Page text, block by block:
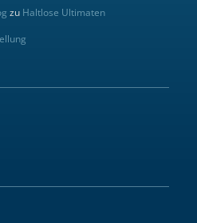
zu Haltlose Ultimaten